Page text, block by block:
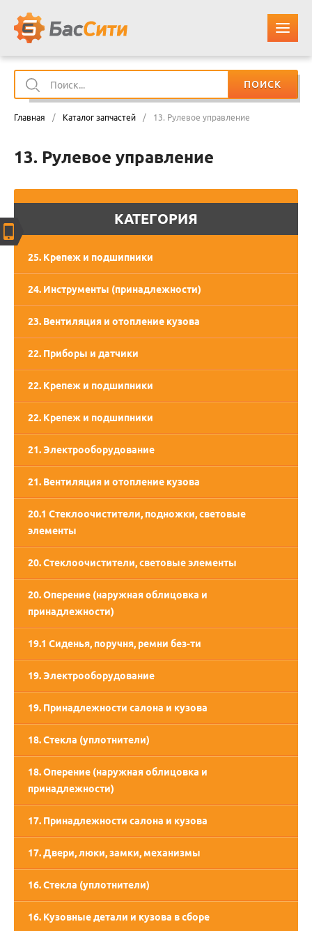
ПОИСК
Главная / Каталог запчастей / 13. Рулевое управление
13. Рулевое управление
КАТЕГОРИЯ
25. Крепеж и подшипники
24. Инструменты (принадлежности)
23. Вентиляция и отопление кузова
22. Приборы и датчики
22. Крепеж и подшипники
22. Крепеж и подшипники
21. Электрооборудование
21. Вентиляция и отопление кузова
20.1 Стеклоочистители, подножки, световые
элементы
20. Стеклоочистители, световые элементы
20. Оперение (наружная облицовка и
принадлежности)
19.1 Сиденья, поручня, ремни без-ти
19. Электрооборудование
19. Принадлежности салона и кузова
18. Стекла (уплотнители)
18. Оперение (наружная облицовка и
принадлежности)
17. Принадлежности салона и кузова
17. Двери, люки, замки, механизмы
16. Стекла (уплотнители)
16. Кузовные детали и кузова в сборе
КОНТАКТЫ